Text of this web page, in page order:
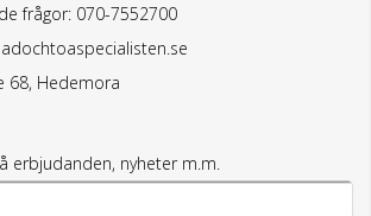
frågor: 070-7552700
68, Hedemora
erbjudanden, nyheter m.m.